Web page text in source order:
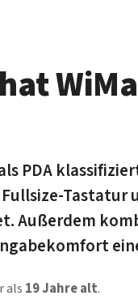
PDA
Tastatur
Außerdem
als 19 Jahre alt.